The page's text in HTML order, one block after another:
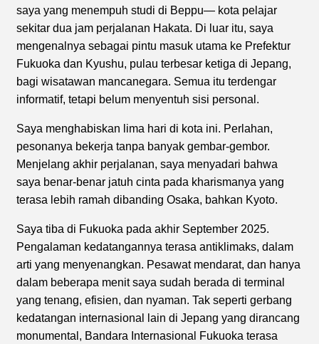
saya yang menempuh studi di Beppu— kota pelajar
sekitar dua jam perjalanan Hakata. Di luar itu, saya
mengenalnya sebagai pintu masuk utama ke Prefektur
Fukuoka dan Kyushu, pulau terbesar ketiga di Jepang,
bagi wisatawan mancanegara. Semua itu terdengar
informatif, tetapi belum menyentuh sisi personal.
Saya menghabiskan lima hari di kota ini. Perlahan,
pesonanya bekerja tanpa banyak gembar-gembor.
Menjelang akhir perjalanan, saya menyadari bahwa
saya benar-benar jatuh cinta pada kharismanya yang
terasa lebih ramah dibanding Osaka, bahkan Kyoto.
Saya tiba di Fukuoka pada akhir September 2025.
Pengalaman kedatangannya terasa antiklimaks, dalam
arti yang menyenangkan. Pesawat mendarat, dan hanya
dalam beberapa menit saya sudah berada di terminal
yang tenang, efisien, dan nyaman. Tak seperti gerbang
kedatangan internasional lain di Jepang yang dirancang
monumental, Bandara Internasional Fukuoka terasa